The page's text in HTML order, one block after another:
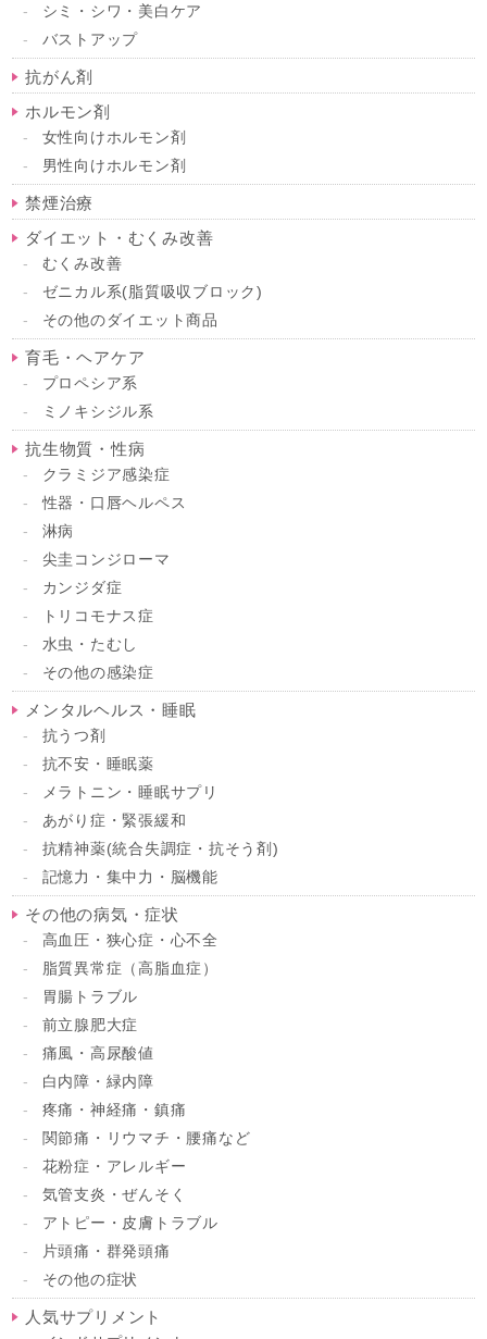
シミ・シワ・美白ケア
バストアップ
抗がん剤
ホルモン剤
女性向けホルモン剤
男性向けホルモン剤
禁煙治療
ダイエット・むくみ改善
むくみ改善
ゼニカル系(脂質吸収ブロック)
その他のダイエット商品
育毛・ヘアケア
プロペシア系
ミノキシジル系
抗生物質・性病
クラミジア感染症
性器・口唇ヘルペス
淋病
尖圭コンジローマ
カンジダ症
トリコモナス症
水虫・たむし
その他の感染症
メンタルヘルス・睡眠
抗うつ剤
抗不安・睡眠薬
メラトニン・睡眠サプリ
あがり症・緊張緩和
抗精神薬(統合失調症・抗そう剤)
記憶力・集中力・脳機能
その他の病気・症状
高血圧・狭心症・心不全
脂質異常症（高脂血症）
胃腸トラブル
前立腺肥大症
痛風・高尿酸値
白内障・緑内障
疼痛・神経痛・鎮痛
関節痛・リウマチ・腰痛など
花粉症・アレルギー
気管支炎・ぜんそく
アトピー・皮膚トラブル
片頭痛・群発頭痛
その他の症状
人気サプリメント